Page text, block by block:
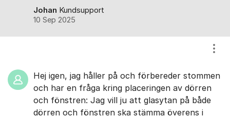
Johan Kundsupport
10 Sep 2025
Hej igen, jag håller på och förbereder stommen
och har en fråga kring placeringen av dörren
och fönstren: Jag vill ju att glasytan på både
dörren och fönstren ska stämma överens i